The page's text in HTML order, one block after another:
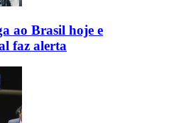
ao Brasil hoje e
faz alerta